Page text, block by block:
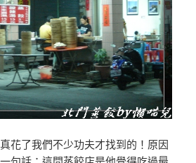
花了我們不少功夫才找到的！原因